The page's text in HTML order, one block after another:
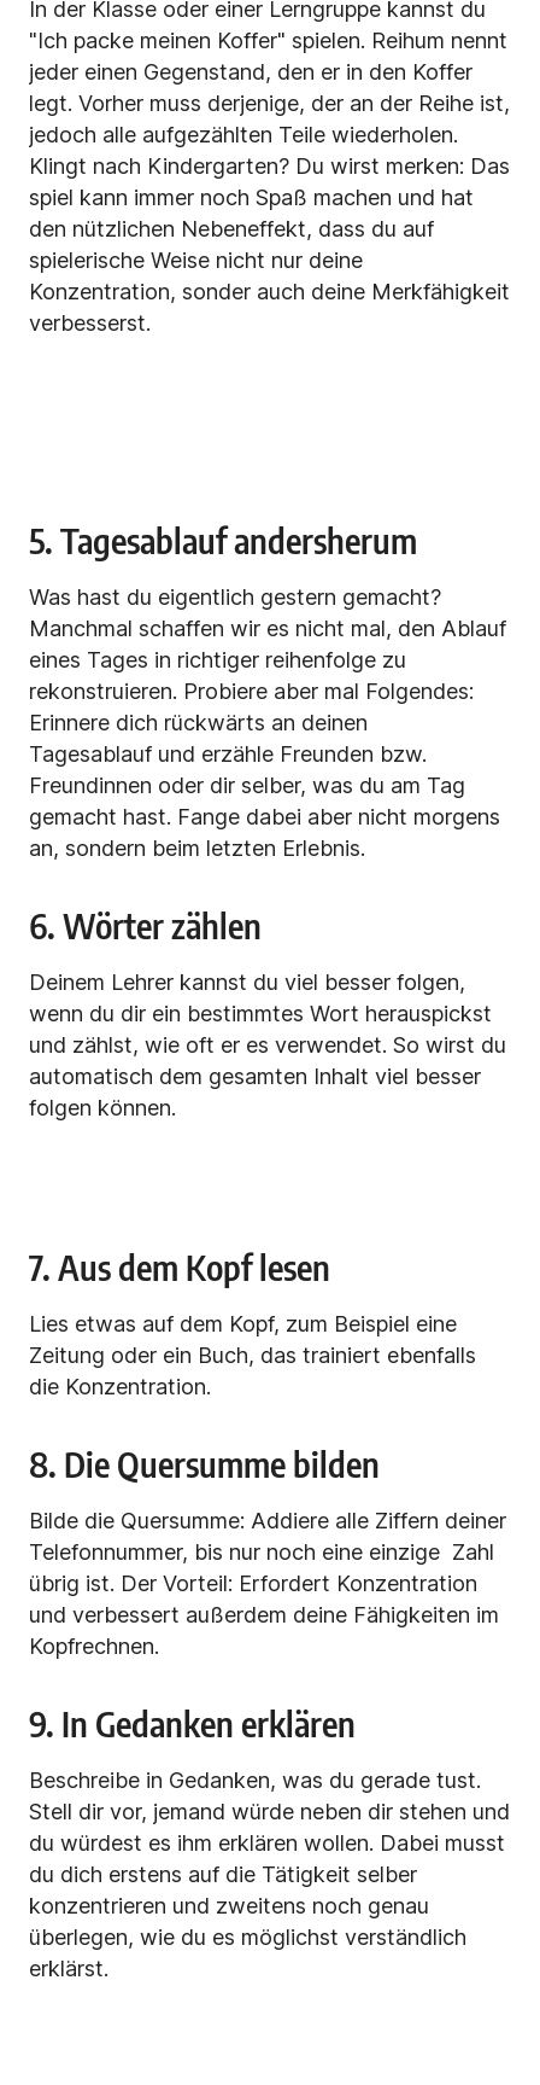
In der Klasse oder einer Lerngruppe kannst du
"Ich packe meinen Koffer" spielen. Reihum nennt
jeder einen Gegenstand, den er in den Koffer
legt. Vorher muss derjenige, der an der Reihe ist,
jedoch alle aufgezählten Teile wiederholen.
Klingt nach Kindergarten? Du wirst merken: Das
spiel kann immer noch Spaß machen und hat
den nützlichen Nebeneffekt, dass du auf
spielerische Weise nicht nur deine
Konzentration, sonder auch deine Merkfähigkeit
verbesserst.
5. Tagesablauf andersherum
Was hast du eigentlich gestern gemacht?
Manchmal schaffen wir es nicht mal, den Ablauf
eines Tages in richtiger reihenfolge zu
rekonstruieren. Probiere aber mal Folgendes:
Erinnere dich rückwärts an deinen
Tagesablauf und erzähle Freunden bzw.
Freundinnen oder dir selber, was du am Tag
gemacht hast. Fange dabei aber nicht morgens
an, sondern beim letzten Erlebnis.
6. Wörter zählen
Deinem Lehrer kannst du viel besser folgen,
wenn du dir ein bestimmtes Wort herauspickst
und zählst, wie oft er es verwendet. So wirst du
automatisch dem gesamten Inhalt viel besser
folgen können.
7. Aus dem Kopf lesen
Lies etwas auf dem Kopf, zum Beispiel eine
Zeitung oder ein Buch, das trainiert ebenfalls
die Konzentration.
8. Die Quersumme bilden
Bilde die Quersumme: Addiere alle Ziffern deiner
Telefonnummer, bis nur noch eine einzige Zahl
übrig ist. Der Vorteil: Erfordert Konzentration
und verbessert außerdem deine Fähigkeiten im
Kopfrechnen.
9. In Gedanken erklären
Beschreibe in Gedanken, was du gerade tust.
Stell dir vor, jemand würde neben dir stehen und
du würdest es ihm erklären wollen. Dabei musst
du dich erstens auf die Tätigkeit selber
konzentrieren und zweitens noch genau
überlegen, wie du es möglichst verständlich
erklärst.